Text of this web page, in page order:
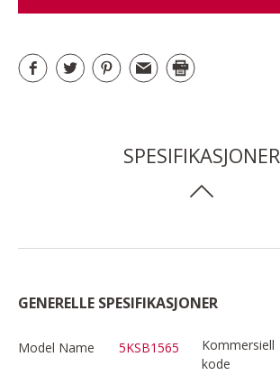
SPESIFIKASJONER
GENERELLE SPESIFIKASJONER
Model Name 5KSB1565
Kommersiell
kode